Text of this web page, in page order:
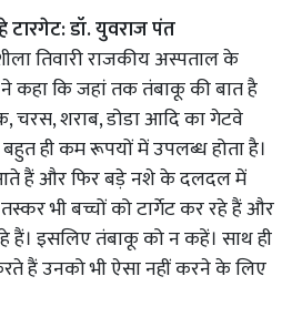
टारगेट: डॉ. युवराज पंत
तिवारी राजकीय अस्पताल के
ने कहा कि जहां तक तंबाकू की बात है
शराब, डोडा आदि का गेटवे
ही कम रूपयों में उपलब्ध होता है।
हैं और फिर बड़े नशे के दलदल में
भी बच्चों को टार्गेट कर रहे हैं और
हैं। इसलिए तंबाकू को न कहें। साथ ही
हैं उनको भी ऐसा नहीं करने के लिए